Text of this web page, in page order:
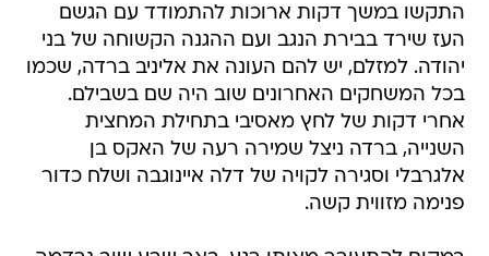
התקשו במשך דקות ארוכות להתמודד עם הגשם
העז שירד בבירת הנגב ועם ההגנה הקשוחה של בני
יהודה. למזלם, יש להם העונה את אליניב ברדה, שכמו
בכל המשחקים האחרונים שוב היה שם בשבילם.
אחרי דקות של לחץ מאסיבי בתחילת המחצית
השנייה, ברדה ניצל שמירה רעה של האקס בן
אלגרבלי וסגירה לקויה של דלה איינוגבה ושלח כדור
פנימה מזווית קשה.